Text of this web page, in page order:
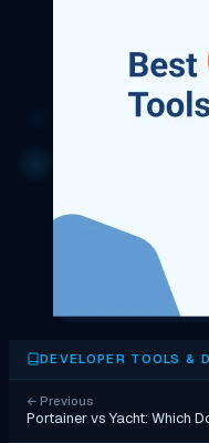
DEVELOPER TOOLS &
← Previous
Portainer vs Yacht: Which